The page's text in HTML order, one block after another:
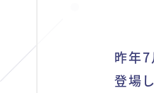
昨年7
登場